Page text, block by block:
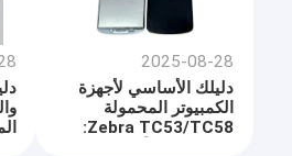
2025-08-28
دليلك الأساسي لأجهزة
الكمبيوتر المحمولة
Zebra TC53/TC58: